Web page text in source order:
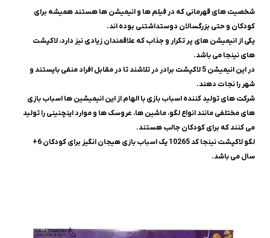
شخصیت های قهرمانیکه در فیلم ها و انیمیشن ها هستند همیشه برای
کودکان و حتی بزرگسالان دوستداشتنی بوده اند.
یکی از انیمیشن های پر تکرار و جذاب که علاقمندان زیادی نیز دارد، لاکپشت
های نینجا می باشد.
در این انیمیشن 5 لاکپشت برادر در تلاشند تا در مقابل افراد منفی بایستند و
شهر را نجات دهند.
شرکت های تولید کننده اسباب بازی با الهام از این انیمیشین ها اسباب بازی
های مختلفی مانند انواع لگو، ماشین ها، عروسک ها و موارد اینچنینی را تولید
می کنند که برای کودکان جالب هستند.
لگو لاکپشت نینجا کد 10265 یک اسباب بازی هیجان انگیز برای کودکان 6+
سال می باشد.